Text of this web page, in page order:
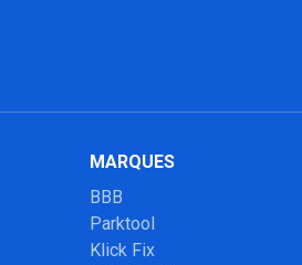
MARQUES
BBB
Parktool
Klick Fix